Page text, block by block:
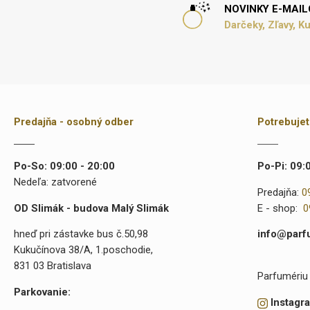
NOVINKY E-
Darčeky, Zľavy,
Predajňa - osobný odber
Po-So: 09:00 - 20:00
Nedeľa: zatvorené
OD Slimák - budova Malý Slimák
hneď pri zástavke bus č.50,98
Kukučínova 38/A, 1.poschodie,
831 03 Bratislava
Parkovanie:
Po-Pi:
Predajňa:
E - shop:
Parfumériu